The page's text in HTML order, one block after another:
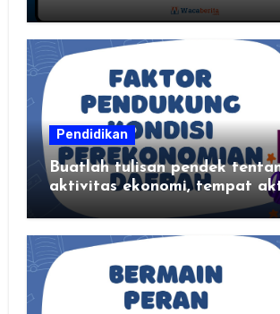
Pendidikan
Buatlah tulisan pendek
aktivitas ekonomi, tempat
ekonomi, dan hasil produksi daerah
kalian